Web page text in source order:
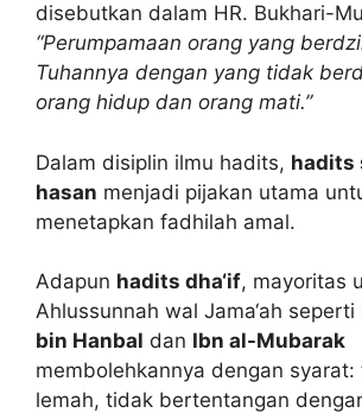
disebutkan dalam HR. Bukhari-
“Perumpamaan orang yang
Tuhannya dengan yang tidak
orang hidup dan orang mati.”
Dalam disiplin ilmu hadits, hadits
hasan menjadi pijakan utama
menetapkan fadhilah amal.
Adapun hadits dha‘if, mayoritas
Ahlussunnah wal Jama‘ah seperti
bin Hanbal dan Ibn al-Mubarak
membolehkannya dengan
lemah, tidak bertentangan